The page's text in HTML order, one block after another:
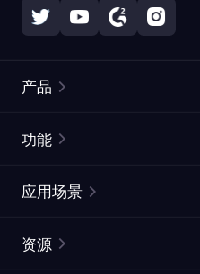
产品
静态住宅代理
功能
ISP代理
应用场景
资源